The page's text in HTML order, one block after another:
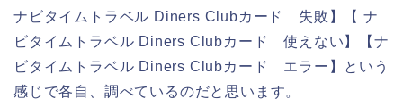
ナビタイムトラベル Diners Clubカード 失敗】【 ナ
ビタイムトラベル Diners Clubカード 使えない】【ナ
ビタイムトラベル Diners Clubカード エラー】という
感じで各自、調べているのだと思います。